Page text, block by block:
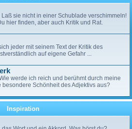
Laß sie nicht in einer Schublade verschimmeln!
hier finden, aber auch Kritik und Rat.
jeder mit seinem Text der Kritik des
auf eigene Gefahr ...
werde ich reich und berühmt durch meine
besondere Schönheit des Adjektivs aus?
Inspiration